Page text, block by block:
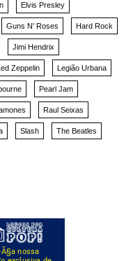
Elvis Presley
Guns N' Roses Hard Rock
Jimi Hendrix
Led Zeppelin Legião Urbana
Pearl Jam
Raul Seixas
Slash The Beatles